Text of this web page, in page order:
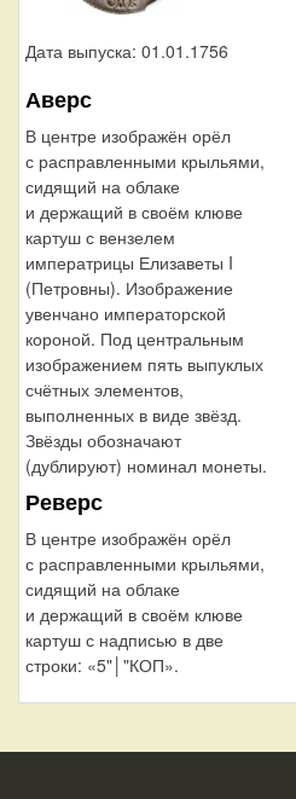
Дата выпуска: 01.01.1756
Аверс
В центре изображён орёл
с расправленными крыльями,
сидящий на облаке
и держащий в своём клюве
картуш с вензелем
императрицы Елизаветы I
(Петровны). Изображение
увенчано императорской
короной. Под центральным
изображением пять выпуклых
счётных элементов,
выполненных в виде звёзд.
Звёзды обозначают
(дублируют) номинал монеты.
Реверс
В центре изображён орёл
с расправленными крыльями,
сидящий на облаке
и держащий в своём клюве
картуш с надписью в две
строки: «5"│"КОП».